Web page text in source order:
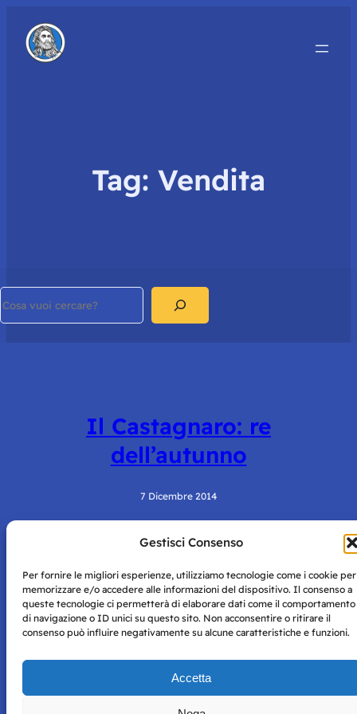
Gestisci Consenso
Per fornire le migliori esperienze, utilizziamo tecnologie come i cookie per
memorizzare e/o accedere alle informazioni del dispositivo. Il consenso a
queste tecnologie ci permetterà di elaborare dati come il comportamento
di navigazione o ID unici su questo sito. Non acconsentire o ritirare il
consenso può influire negativamente su alcune caratteristiche e funzioni.
Accetta
Tag: Vendita
Il Castagnaro: re
dell’autunno
7 Dicembre 2014
Napoli con autorizzazione numero 38 del 25/9/2019.
Tutte le immagini e i contenuti su questo sito sono forniti